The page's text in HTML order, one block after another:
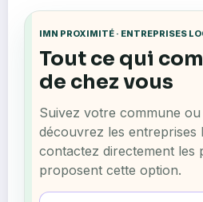
IMN PROXIMITÉ · ENTREPRISES
Tout ce qui
de chez vous
Suivez votre commune
découvrez les entreprises
contactez directement les
proposent cette option.